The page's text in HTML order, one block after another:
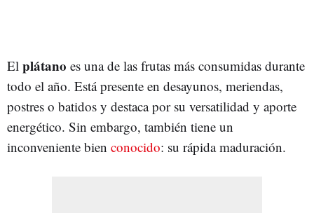
El plátano es una de las frutas más consumidas durante
todo el año. Está presente en desayunos, meriendas,
postres o batidos y destaca por su versatilidad y aporte
energético. Sin embargo, también tiene un
inconveniente bien conocido: su rápida maduración.